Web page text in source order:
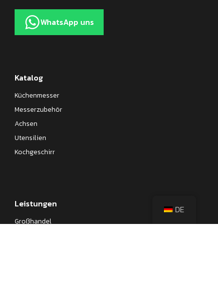
WhatsApp uns
Katalog
Küchenmesser
Messerzubehör
Achsen
Utensilien
Kochgeschirr
Leistungen
Großhandel
DE